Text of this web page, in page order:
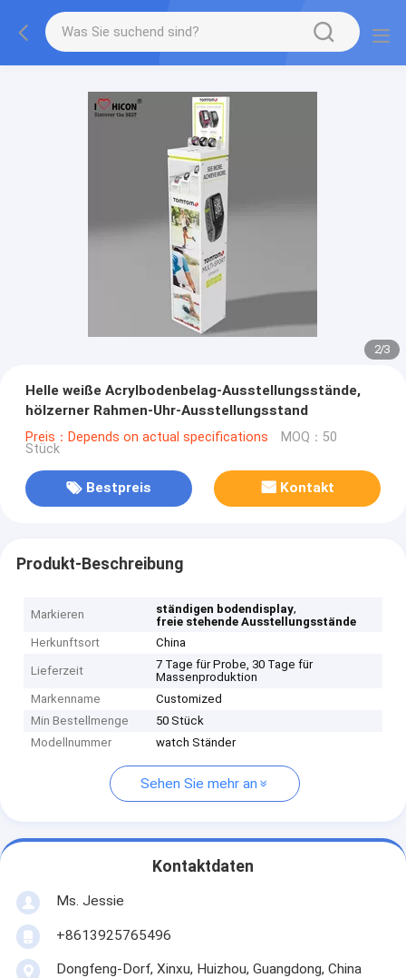
2/3
Helle weiße Acrylbodenbelag-Ausstellungsstände,
hölzerner Rahmen-Uhr-Ausstellungsstand
Preis：Depends on actual specifications MOQ：50
Stück
Bestpreis Kontakt
Produkt-Beschreibung
Markieren ständigen bodendisplay,
freie stehende Ausstellungsstände
Herkunftsort
China
Lieferzeit
7 Tage für Probe, 30 Tage für
Massenproduktion
Markenname
Customized
Min Bestellmenge
50 Stück
Modellnummer
watch Ständer
Sehen Sie mehr an
Kontaktdaten
Ms. Jessie
+8613925765496
Dongfeng-Dorf, Xinxu, Huizhou, Guangdong, China